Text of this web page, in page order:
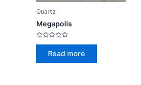
Quartz
Megapolis
Rated
Read more